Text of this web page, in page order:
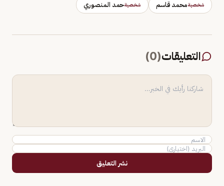
شخصيةمحمد قاسم شخصيةحمد المنصوري
التعليقات(
0
)
نشر التعليق